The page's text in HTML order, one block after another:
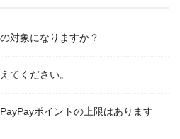
対象になりますか？
てください。
ポイントの上限はあります